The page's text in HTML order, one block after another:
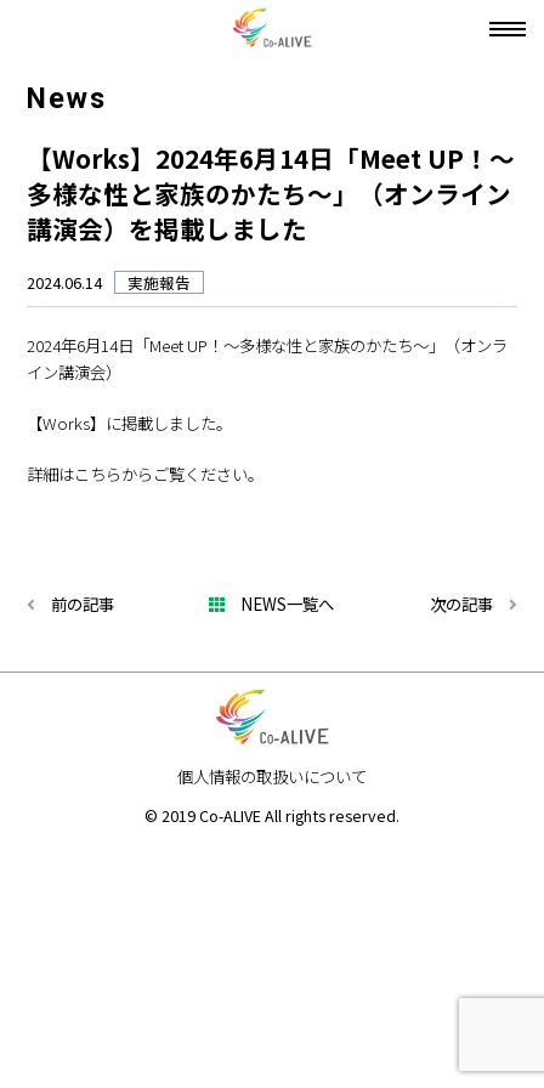
News
【Works】2024年6月14日「Meet UP！～
多様な性と家族のかたち～」（オンライン
講演会）を掲載しました
2024.06.14 実施報告
2024年6月14日「Meet UP！～多様な性と家族のかたち～」（オンラ
イン講演会）
【Works】に掲載しました。
詳細はこちらからご覧ください。
前の記事 NEWS一覧へ 次の記事
個人情報の取扱いについて
© 2019 Co-ALIVE All rights reserved.